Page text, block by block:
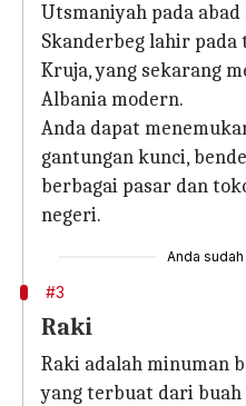
Utsmaniyah pada abad
Skanderbeg lahir pada
Kruja, yang sekarang
Albania modern.
Anda dapat
gantungan kunci,
berbagai pasar dan
negeri.
Anda sudah
#3
Raki
Raki adalah minuman
yang terbuat dari buah